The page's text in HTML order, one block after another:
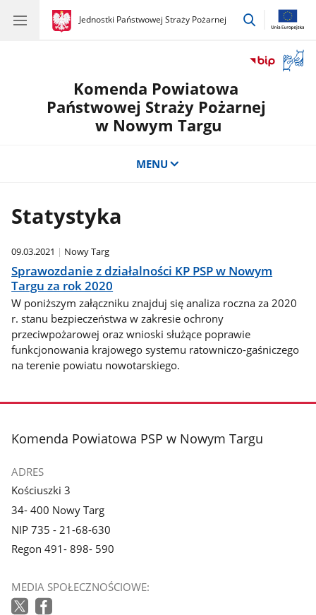
gov.pl
Jednostki Państwowej Straży Pożarnej
gov.pl
Jednostki
przejdź
okno
Komenda Powiatowa
Państwowej Straży Pożarnej
w Nowym Targu
MENU
Statystyka
09.03.2021 Nowy Targ
Sprawozdanie z działalności KP PSP w Nowym
Targu za rok 2020
W poniższym załączniku znajduj się analiza roczna za 2020
r. stanu bezpieczeństwa w zakresie ochrony
przeciwpożarowej oraz wnioski służące poprawie
funkcjonowania krajowego systemu ratowniczo-gaśniczego
na terenie powiatu nowotarskiego.
stopka
Komenda Powiatowa PSP w Nowym Targu
ADRES
Kościuszki 3
34- 400 Nowy Targ
NIP 735 - 21-68-630
Regon 491- 898- 590
MEDIA SPOŁECZNOŚCIOWE: